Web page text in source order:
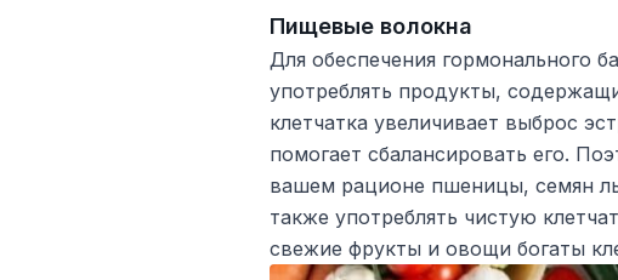
Пищевые волокна
Для обеспечения гормонального
употреблять продукты,
клетчатка увеличивает выброс
помогает сбалансировать его.
вашем рационе пшеницы, семян
также употреблять чистую
свежие фрукты и овощи богаты